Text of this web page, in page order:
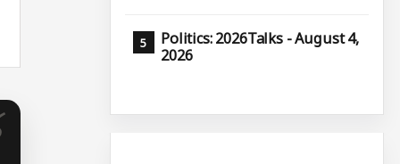
Politics: 2026Talks - August 4,
2026